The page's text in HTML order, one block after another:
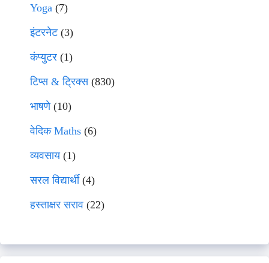
Yoga (7)
इंटरनेट(3)
कंप्युटर (1)
टिप्स & ट्रिक्स(830)
भाषणे(10)
वेदिक Maths (6)
व्यवसाय(1)
सरल विद्यार्थी(4)
हस्ताक्षर सराव (22)